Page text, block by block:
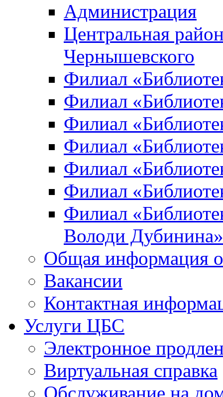
Администрация
Центральная
Чернышевского
Филиал
Филиал
Филиал
Филиал
Филиал
Филиал
Филиал
Володи Дубинина»
Общая информация
Вакансии
Контактная
Услуги ЦБС
Электронное
Виртуальная справка
Обслуживание на